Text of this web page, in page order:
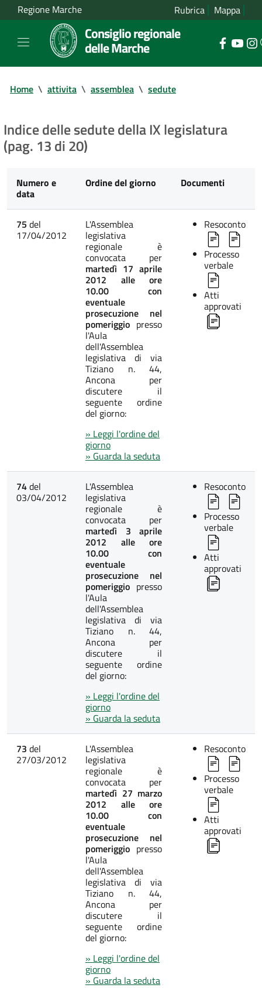
Regione Marche Rubrica Mappa
Consiglio regionale
delle Marche
Home \ attivita \ assemblea \ sedute
Indice delle sedute della IX legislatura
(pag. 13 di 20)
Numero e
data
Ordine del giorno Documenti
75 del
17/04/2012
L'Assemblea
legislativa
regionale è
convocata per
martedì 17 aprile
2012 alle ore
10.00 con
eventuale
prosecuzione nel
pomeriggio presso
l'Aula
dell'Assemblea
legislativa di via
Tiziano n. 44,
Ancona per
discutere il
seguente ordine
del giorno:
» Leggi l'ordine del
giorno
» Guarda la seduta
Resoconto
Processo
verbale
Atti
approvati
74del
03/04/2012
L'Assemblea
legislativa
regionale è
convocata per
martedì 3 aprile
2012 alle ore
10.00 con
eventuale
prosecuzione nel
pomeriggio presso
l'Aula
dell'Assemblea
legislativa di via
Tiziano n. 44,
Ancona per
discutere il
seguente ordine
del giorno:
» Leggi l'ordine del
giorno
» Guarda la seduta
Resoconto
Processo
verbale
Atti
approvati
73 del
27/03/2012
L'Assemblea
legislativa
regionale è
convocata per
martedì 27 marzo
2012 alle ore
10.00 con
eventuale
prosecuzione nel
pomeriggio presso
l'Aula
dell'Assemblea
legislativa di via
Tiziano n. 44,
Ancona per
discutere il
seguente ordine
del giorno:
» Leggi l'ordine del
giorno
» Guarda la seduta
Resoconto
Processo
verbale
Atti
approvati